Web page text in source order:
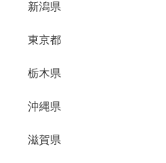
新潟県
東京都
栃木県
沖縄県
滋賀県